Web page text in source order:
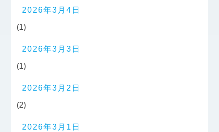
2026年3月4日
(1)
2026年3月3日
(1)
2026年3月2日
(2)
2026年3月1日